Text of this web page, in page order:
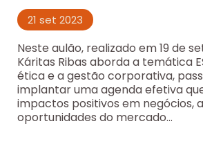
21 set 2023
Neste aulão, realizado em 19 de
Káritas Ribas aborda a temática
ética e a gestão corporativa,
implantar uma agenda efetiva
impactos positivos em negócios,
oportunidades do mercado...